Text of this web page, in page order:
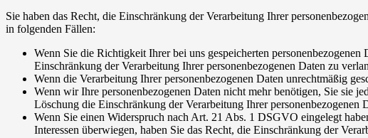
Sie haben das Recht, die Einschränkung der Verarbeitung Ihrer
in folgenden Fällen:
Wenn Sie die Richtigkeit Ihrer bei uns gespeicherten
Einschränkung der Verarbeitung Ihrer personenbezogenen Daten zu
Wenn die Verarbeitung Ihrer personenbezogenen Daten unrechtmäßig
Wenn wir Ihre personenbezogenen Daten nicht mehr benötigen, Sie sie
Löschung die Einschränkung der Verarbeitung Ihrer personenbezogenen
Wenn Sie einen Widerspruch nach Art. 21 Abs. 1 DSGVO eingelegt
Interessen überwiegen, haben Sie das Recht, die Einschränkung der